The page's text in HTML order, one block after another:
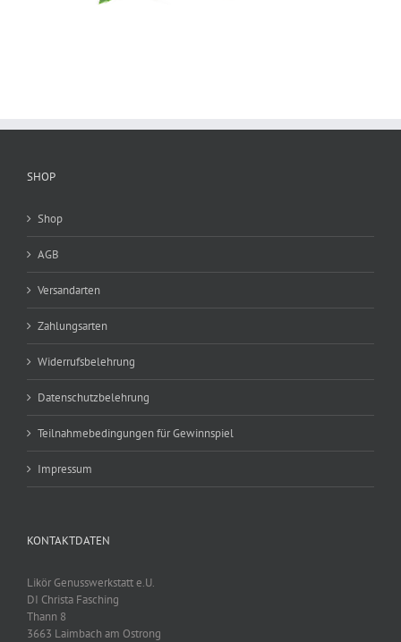
SHOP
Shop
AGB
Versandarten
Zahlungsarten
Widerrufsbelehrung
Datenschutzbelehrung
Teilnahmebedingungen für Gewinnspiel
Impressum
KONTAKTDATEN
Likör Genusswerkstatt e.U.
DI Christa Fasching
Thann 8
3663 Laimbach am Ostrong